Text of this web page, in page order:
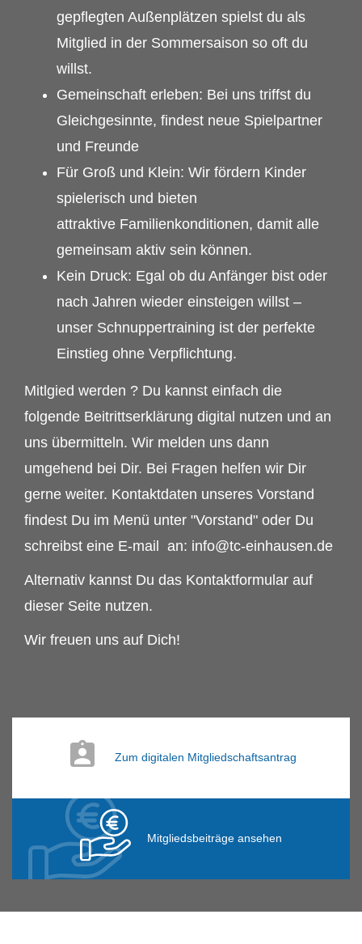
gepflegten Außenplätzen spielst du als
Mitglied in der Sommersaison so oft du
willst.
Gemeinschaft erleben: Bei uns triffst du
Gleichgesinnte, findest neue Spielpartner
und Freunde
Für Groß und Klein: Wir fördern Kinder
spielerisch und bieten
attraktive Familienkonditionen, damit alle
gemeinsam aktiv sein können.
Kein Druck: Egal ob du Anfänger bist oder
nach Jahren wieder einsteigen willst –
unser Schnuppertraining ist der perfekte
Einstieg ohne Verpflichtung.
Mitlgied werden ? Du kannst einfach die
folgende Beitrittserklärung digital nutzen und an
uns übermitteln. Wir melden uns dann
umgehend bei Dir. Bei Fragen helfen wir Dir
gerne weiter. Kontaktdaten unseres Vorstand
findest Du im Menü unter "Vorstand" oder Du
schreibst eine E-mail an: info@tc-einhausen.de
Alternativ kannst Du das Kontaktformular auf
dieser Seite nutzen.
Wir freuen uns auf Dich!
Zum digitalen Mitgliedschaftsantrag
Mitgliedsbeiträge ansehen